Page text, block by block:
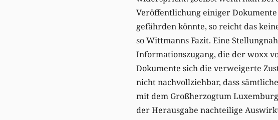
Veröffentlichung einiger
gefährden könnte, so reicht das
so Wittmanns Fazit. Eine
Informationszugang, die der woxx
Dokumente sich die verweigerte
nicht nachvollziehbar, dass
mit dem Großherzogtum
der Herausgabe nachteilige